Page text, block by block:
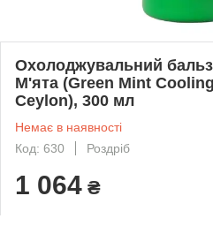
Охолоджувальний
М'ята (Green Mint
Ceylon), 300 мл
Немає в наявності
Код: 630
Роздріб
1 064 ₴